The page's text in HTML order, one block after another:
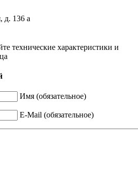
д. 136 а
технические характеристики и
Имя (обязательное)
E-Mail (обязательное)